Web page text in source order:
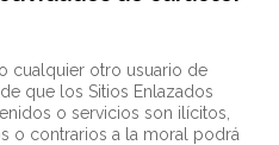
cualquier otro usuario de
que los Sitios Enlazados
o servicios son ilícitos,
o contrarios a la moral podrá